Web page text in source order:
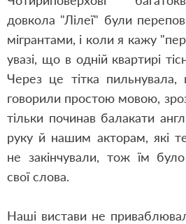
довкола "Лілеї" були
мігрантами, і коли я кажу
увазі, що в одній квартирі
Через це тітка
говорили простою мовою,
тільки починав балакати
руку й нашим акторам, які
не закінчували, тож їм
свої слова.
Наші вистави не